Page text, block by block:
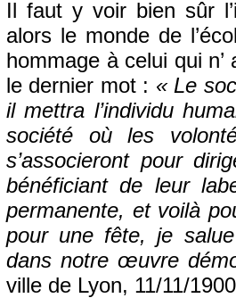
Il faut y voir bien sûr
alors le monde de
hommage à celui qui n’
le dernier mot : « Le
il mettra l’individu
société où les
s’associeront pour
bénéficiant de leur
permanente, et voilà
pour une fête, je
dans notre œuvre
ville de Lyon, 11/11/